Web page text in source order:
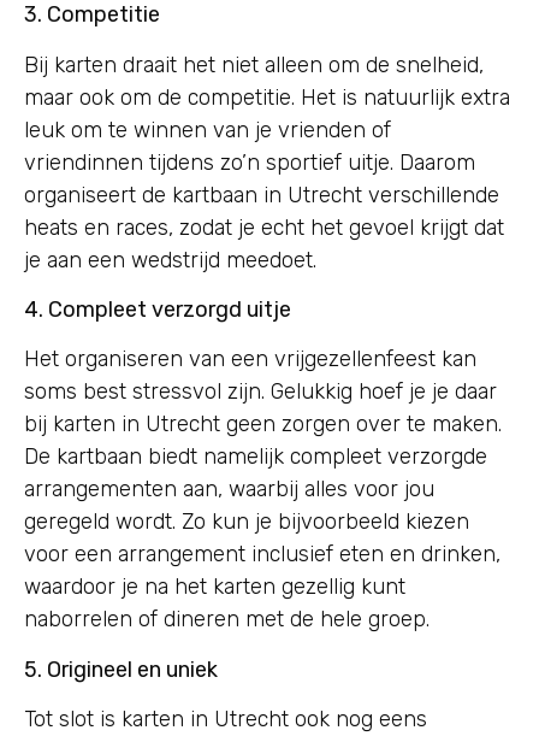
3. Competitie
Bij karten draait het niet alleen om de snelheid,
maar ook om de competitie. Het is natuurlijk extra
leuk om te winnen van je vrienden of
vriendinnen tijdens zo’n sportief uitje. Daarom
organiseert de kartbaan in Utrecht verschillende
heats en races, zodat je echt het gevoel krijgt dat
je aan een wedstrijd meedoet.
4. Compleet verzorgd uitje
Het organiseren van een vrijgezellenfeest kan
soms best stressvol zijn. Gelukkig hoef je je daar
bij karten in Utrecht geen zorgen over te maken.
De kartbaan biedt namelijk compleet verzorgde
arrangementen aan, waarbij alles voor jou
geregeld wordt. Zo kun je bijvoorbeeld kiezen
voor een arrangement inclusief eten en drinken,
waardoor je na het karten gezellig kunt
naborrelen of dineren met de hele groep.
5. Origineel en uniek
Tot slot is karten in Utrecht ook nog eens